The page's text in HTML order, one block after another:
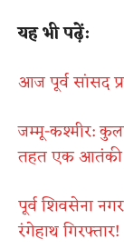
यह भी पढ़ें:
आज पूर्व सांसद
जम्मू-कश्मीर:
तहत एक आतंकी
पूर्व शिवसेना
रंगेहाथ गिरफ्तार!